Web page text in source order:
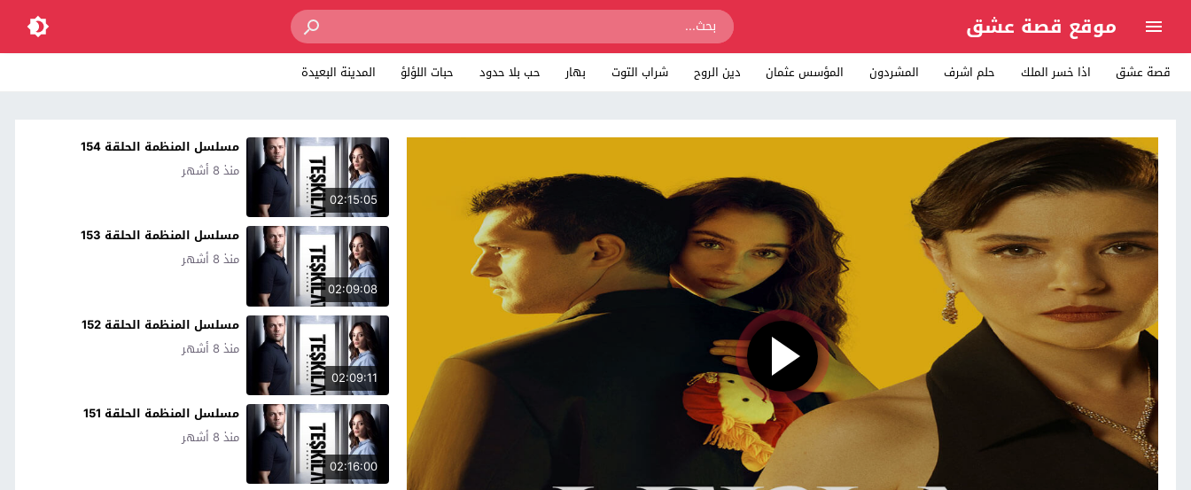
موقع قصة عشق
قصة عشق اذا خسر الملك حلم اشرف المشردون المؤسس عثمان دين الروح شراب التوت بهار حب بلا حدود حبات اللؤلؤ المدينة البعيدة
02:15:05
مسلسل المنظمة الحلقة 154
منذ 8 أشهر
02:09:08
مسلسل المنظمة الحلقة 153
منذ 8 أشهر
02:09:11
مسلسل المنظمة الحلقة 152
منذ 8 أشهر
02:16:00
مسلسل المنظمة الحلقة 151
منذ 8 أشهر